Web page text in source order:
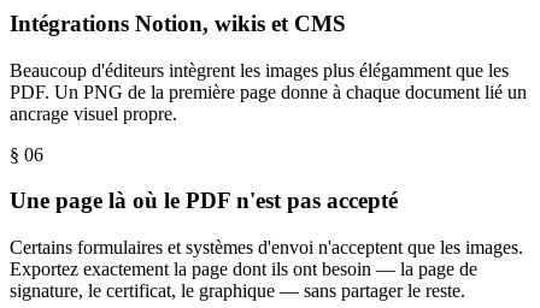
Intégrations Notion, wikis et CMS
Beaucoup d'éditeurs intègrent les images plus élégamment que les
PDF. Un PNG de la première page donne à chaque document lié un
ancrage visuel propre.
§ 06
Une page là où le PDF n'est pas accepté
Certains formulaires et systèmes d'envoi n'acceptent que les images.
Exportez exactement la page dont ils ont besoin — la page de
signature, le certificat, le graphique — sans partager le reste.